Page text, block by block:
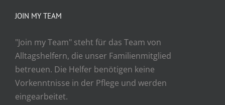
JOIN MY TEAM
"Join my Team" steht für das Team von
Alltagshelfern, die unser Familienmitglied
betreuen. Die Helfer benötigen keine
Vorkenntnisse in der Pflege und werden
eingearbeitet.